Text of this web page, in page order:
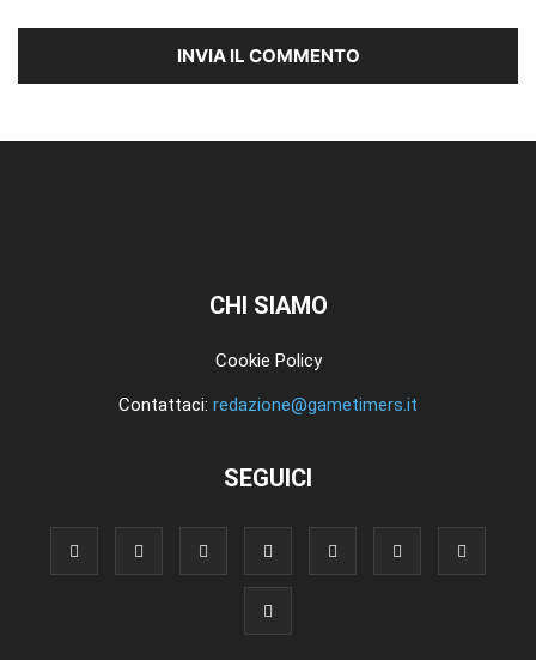
CHI SIAMO
Cookie Policy
Contattaci: redazione@gametimers.it
SEGUICI